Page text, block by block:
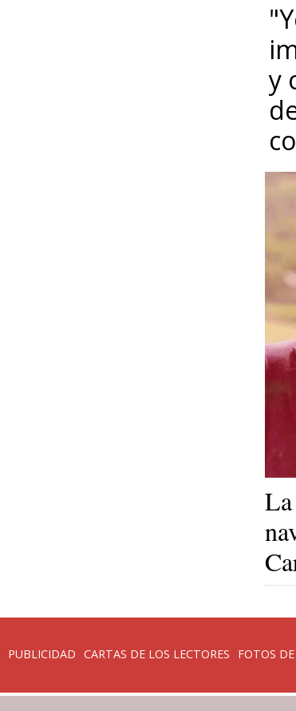
y
PUBLICIDAD CARTAS DE LOS LECTORES
FOTOS